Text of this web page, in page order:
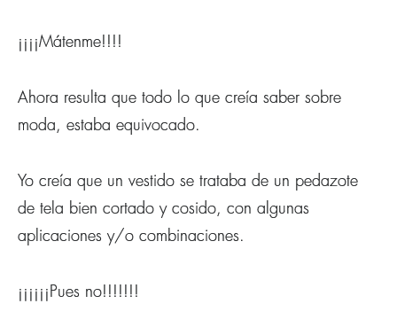
¡¡¡¡Mátenme!!!!
Ahora resulta que todo lo que creí­a saber sobre
moda, estaba equivocado.
Yo creí­a que un vestido se trataba de un pedazote
de tela bien cortado y cosido, con algunas
aplicaciones y/o combinaciones.
¡¡¡¡¡¡Pues no!!!!!!!